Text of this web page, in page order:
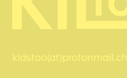
kidstoo(at)protonmail.ch